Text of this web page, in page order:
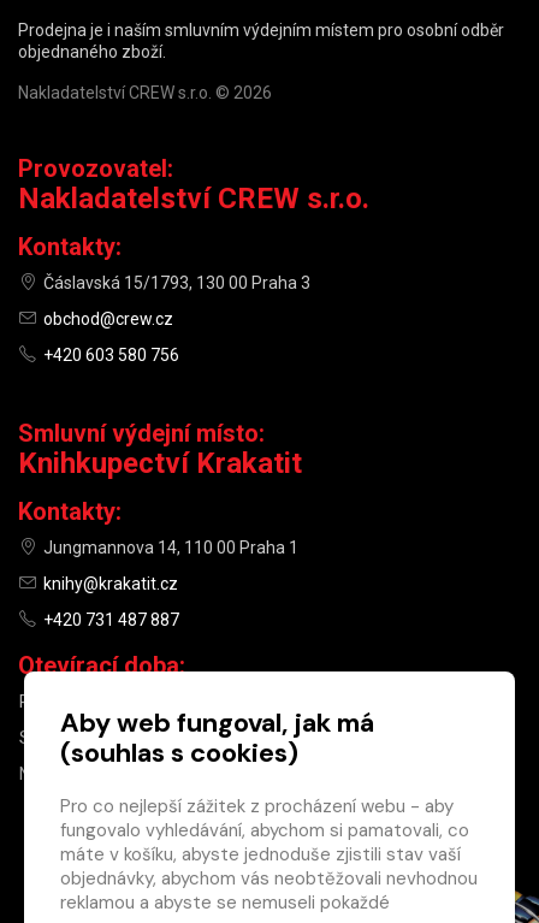
×
Máte u nás již
registrovaný
Prodejna je i naším smluvním výdejním místem pro osobní odběr
objednaného zboží.
Nakladatelství CREW s.r.o. © 2026
Provozovatel:
Nakladatelství CREW s.r.o.
Kontakty:
Čáslavská 15/1793, 130 00 Praha 3
obchod@crew.cz
+420 603 580 756
Smluvní výdejní místo:
Knihkupectví Krakatit
Kontakty:
Jungmannova 14, 110 00 Praha 1
knihy@krakatit.cz
+420 731 487 887
Otevírací doba:
PO–PÁ
SO
10:00–13:00
NE
Aby web fungoval, jak má
(souhlas s cookies)
Pro co nejlepší zážitek z procházení webu - aby
fungovalo vyhledávání, abychom si pamatovali, co
máte v košíku, abyste jednoduše zjistili stav vaší
objednávky, abychom vás neobtěžovali nevhodnou
reklamou a abyste se nemuseli pokaždé